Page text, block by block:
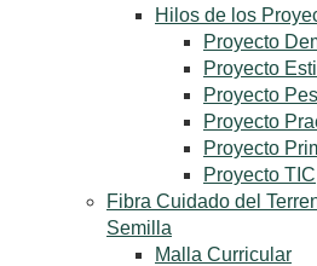
Hilos de los
Proyecto
Proyecto
Proyecto
Proyecto
Proyecto
Proyecto TIC
Fibra Cuidado del
Semilla
Malla Curricular